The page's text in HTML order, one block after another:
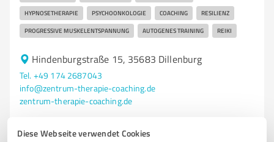
Diese Webseite verwendet Cookies
HYPNOSETHERAPIE PSYCHOONKOLOGIE COACHING RESILIENZ
PROGRESSIVE MUSKELENTSPANNUNG AUTOGENES TRAINING REIKI
Hindenburgstraße 15, 35683 Dillenburg
Tel. +49 174 2687043
info@zentrum-therapie-coaching.de
zentrum-therapie-coaching.de
5,00 / 5,00